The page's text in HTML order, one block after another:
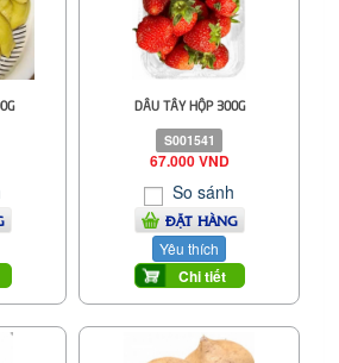
DÂU TÂY HỘP 300G
S001541
67.000 VND
So sánh
ĐẶT HÀNG
Yêu thích
Chi tiết